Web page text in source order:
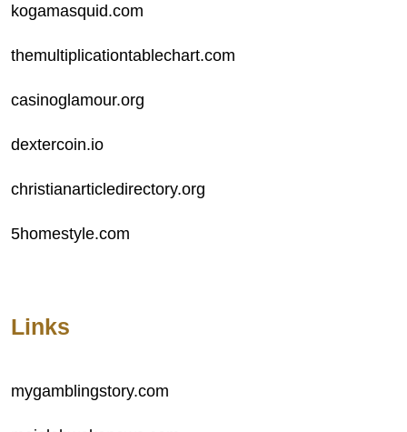
kogamasquid.com
themultiplicationtablechart.com
casinoglamour.org
dextercoin.io
christianarticledirectory.org
5homestyle.com
Links
mygamblingstory.com